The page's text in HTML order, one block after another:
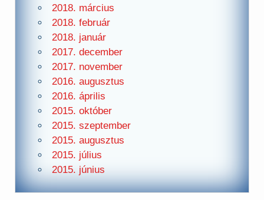
2018. március
2018. február
2018. január
2017. december
2017. november
2016. augusztus
2016. április
2015. október
2015. szeptember
2015. augusztus
2015. július
2015. június